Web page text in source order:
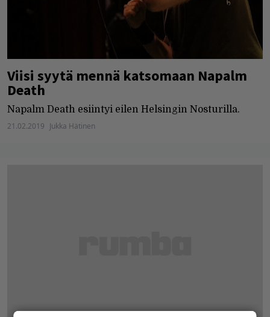
Viisi syytä mennä katsomaan Napalm
Death
Napalm Death esiintyi eilen Helsingin Nosturilla.
21.02.2019 Jukka Hätinen